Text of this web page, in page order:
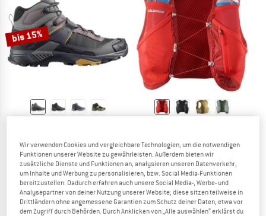
bis 15%
Wanderschuhe
179,95 € ab 152,96 €
3,5(2)
Laufweste
ab 94,95 €
4,9(14)
Wir verwenden Cookies und vergleichbare Technologien, um die notwendigen
Funktionen unserer Website zu gewährleisten. Außerdem bieten wir
zusätzliche Dienste und Funktionen an, analysieren unseren Datenverkehr,
um Inhalte und Werbung zu personalisieren, bzw. Social Media-Funktionen
bereitzustellen. Dadurch erfahren auch unsere Social Media-, Werbe- und
Analysepartner von deiner Nutzung unserer Website; diese sitzen teilweise in
Drittländern ohne angemessene Garantien zum Schutz deiner Daten, etwa vor
dem Zugriff durch Behörden. Durch Anklicken von „Alle auswählen“ erklärst du